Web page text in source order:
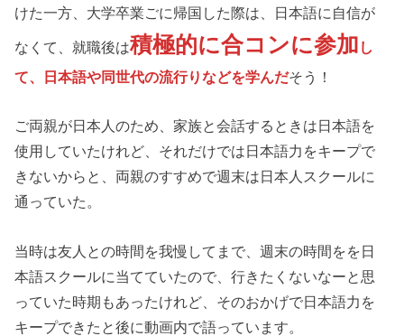
けた一方、大学卒業ごに帰国した際は、日本語に自信が
なくて、就職後は積極的に合コンに参加 し
て、日本語や同世代の流行りなどを学んだそう！
ご両親が日本人のため、家族と会話するときは日本語を
使用していたけれど、それだけでは日本語力をキープで
きないからと、両親のすすめで週末は日本人スクールに
通っていた。
当時は友人との時間を我慢してまで、週末の時間をを日
本語スクールに当てていたので、行きたくないなーと思
っていた時期もあったけれど、そのおかげで日本語力を
キープできたと後に動画内で語っています。